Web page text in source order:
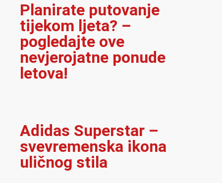
Planirate putovanje
tijekom ljeta? –
pogledajte ove
nevjerojatne ponude
letova!
Adidas Superstar –
svevremenska ikona
uličnog stila